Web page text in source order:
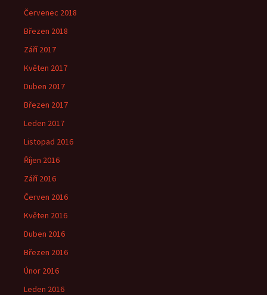
Červenec 2018
Březen 2018
Září 2017
Květen 2017
Duben 2017
Březen 2017
Leden 2017
Listopad 2016
Říjen 2016
Září 2016
Červen 2016
Květen 2016
Duben 2016
Březen 2016
Únor 2016
Leden 2016